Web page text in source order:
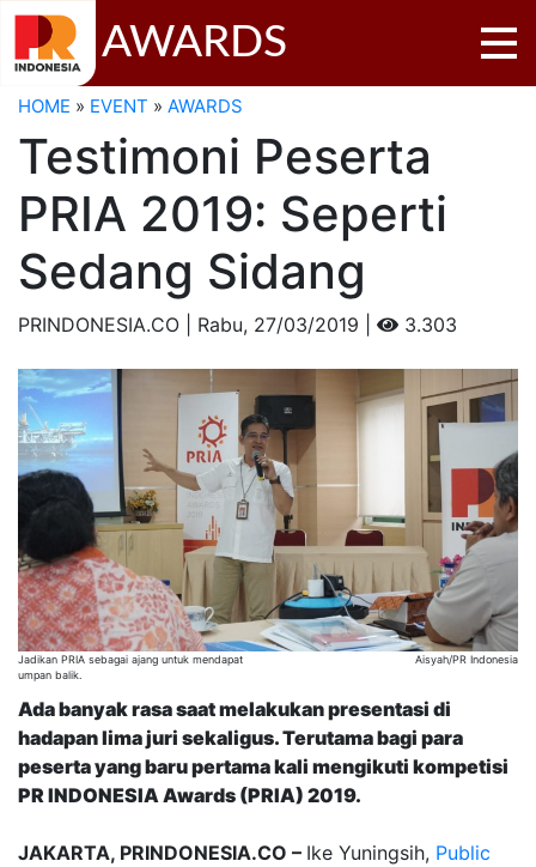
AWARDS
HOME » EVENT » AWARDS
Testimoni Peserta
PRIA 2019: Seperti
Sedang Sidang
PRINDONESIA.CO | Rabu, 27/03/2019 | 3.303
Jadikan PRIA sebagai ajang untuk mendapat
umpan balik.
Aisyah/PR Indonesia
Ada banyak rasa saat melakukan presentasi di
hadapan lima juri sekaligus. Terutama bagi para
peserta yang baru pertama kali mengikuti kompetisi
PR INDONESIA Awards (PRIA) 2019.
JAKARTA, PRINDONESIA.CO – Ike Yuningsih, Public